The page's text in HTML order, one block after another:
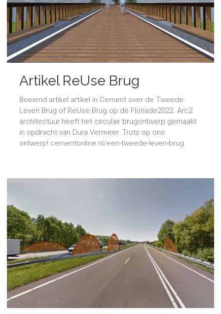
Artikel ReUse Brug
Boeiend artikel artikel in Cement over de Tweede
Leven Brug of ReUse Brug op de Floriade2022. Arc2
architectuur heeft het circulair brugontwerp gemaakt
in opdracht van Dura Vermeer. Trots op ons
ontwerp! cementonline.nl/een-tweede-leven-brug